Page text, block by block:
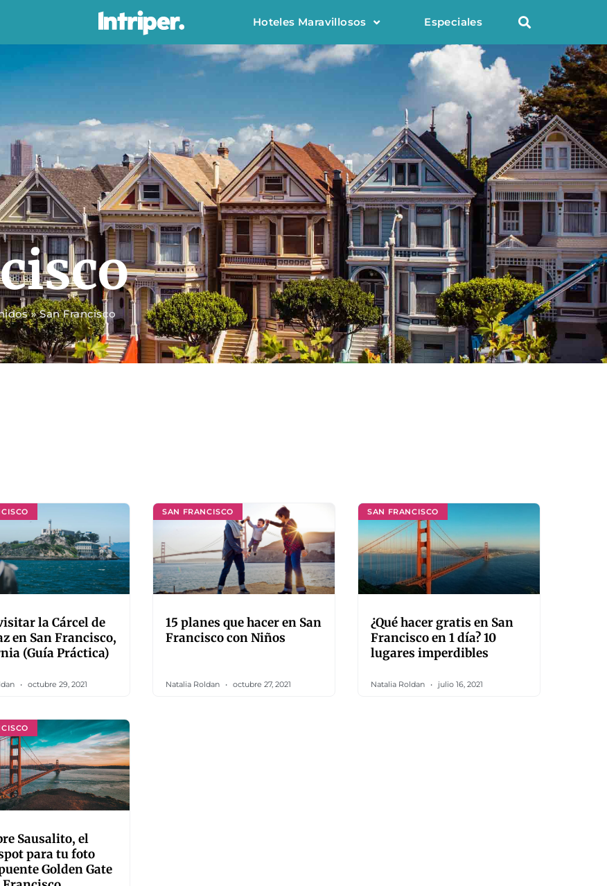
Hoteles Maravillosos Especiales
»San Francisco
la Cárcel de
en San Francisco,
(Guía Práctica)
octubre 29, 2021
SAN FRANCISCO
15 planes que hacer en San
Francisco con Niños
Natalia Roldan octubre 27, 2021
SAN FRANCISCO
¿Qué hacer gratis en San
Francisco en 1 día? 10
lugares imperdibles
Natalia Roldan julio 16, 2021
Sausalito, el
para tu foto
Golden Gate